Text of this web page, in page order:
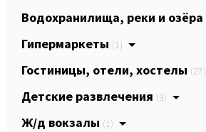
Водохранилища, реки и озёра
Гипермаркеты (1)
Гостиницы, отели, хостелы (27)
Детские развлечения (3)
Ж/д вокзалы (1)